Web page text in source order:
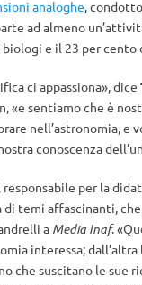
analoghe,
ad almeno
e il 23 per cento
ci appassiona», dice
«e sentiamo che è
nell’astronomia, e
conoscenza
, responsabile per la
di temi affascinanti,
a Media Inaf.
interessa; dall’altra
che suscitano le sue